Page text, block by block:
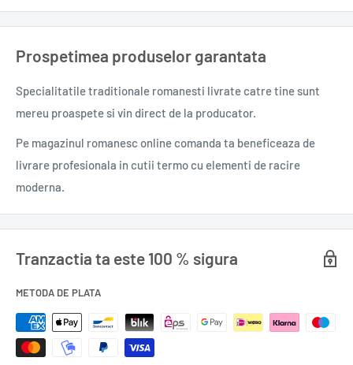
Prospetimea produselor garantata
Specialitatile traditionale romanesti livrate catre tine sunt
mereu proaspete si vin direct de la producator.
Pe magazinul romanesc online comanda ta beneficeaza de
livrare profesionala in cutii termo cu elementi de racire
moderna.
Tranzactia ta este 100 % sigura
METODA DE PLATA